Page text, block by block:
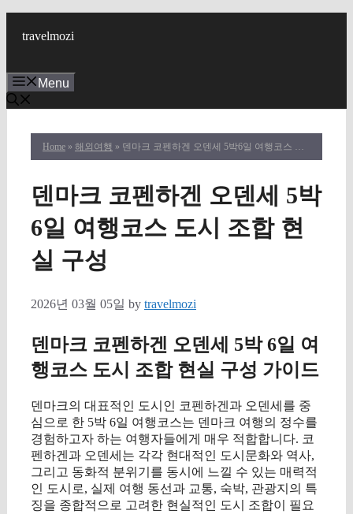
travelmozi
Menu
Home » 해외여행 » 덴마크 코펜하겐 오덴세 5박6일 여행코스 도시 조합 현실 구성
덴마크 코펜하겐 오덴세 5박
6일 여행코스 도시 조합 현
실 구성
2026년 03월 05일 by travelmozi
덴마크 코펜하겐 오덴세 5박 6일 여
행코스 도시 조합 현실 구성 가이드
덴마크의 대표적인 도시인 코펜하겐과 오덴세를 중
심으로 한 5박 6일 여행코스는 덴마크 여행의 정수를
경험하고자 하는 여행자들에게 매우 적합합니다. 코
펜하겐과 오덴세는 각각 현대적인 도시문화와 역사,
그리고 동화적 분위기를 동시에 느낄 수 있는 매력적
인 도시로, 실제 여행 동선과 교통, 숙박, 관광지의 특
징을 종합적으로 고려한 현실적인 도시 조합이 필요